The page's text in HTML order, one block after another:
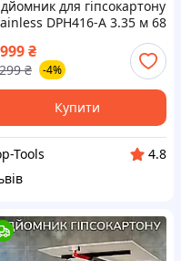
для гіпсокартону
DPH416-A 3.35 м 68
ГКЛ
₴
₴ -4%
Купити
Tools
4.8